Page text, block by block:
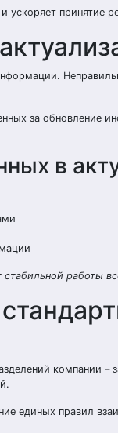
ускоряет принятие
за обновление
в
работы
компании –
единых правил